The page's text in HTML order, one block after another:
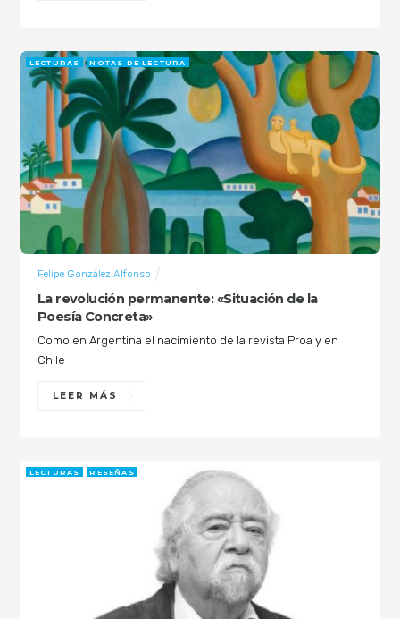
La revolución permanente: «Situación de la
Poesía Concreta»
Felipe González Alfonso
LECTURAS NOTAS DE LECTURA
Como en Argentina el nacimiento de la revista Proa y en
Chile
LEER MÁS
LECTURAS RESEÑAS